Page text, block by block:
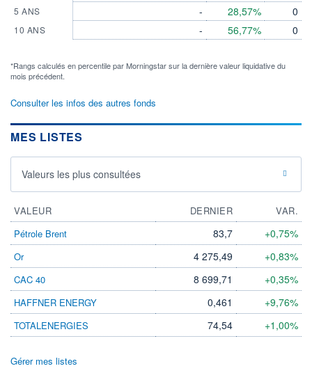
5 ANS
10 ANS
-
-
28,57%
56,77%
0
0
*Rangs calculés en percentile par Morningstar sur la dernière valeur liquidative du
mois précédent.
Consulter les infos des autres fonds
MES LISTES
Valeurs les plus consultées
VALEUR DERNIER
VAR.
Pétrole Brent
83,7 +0,75%
Or 4 275,49 +0,83%
CAC 40 8 699,71 +0,35%
HAFFNER ENERGY 0,461 +9,76%
TOTALENERGIES 74,54 +1,00%
Gérer mes listes